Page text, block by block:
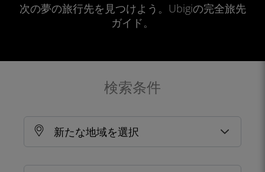
次の夢の旅行先を見つけよう。Ubigiの完全旅先
ガイド。
検索条件
新たな地域を選択